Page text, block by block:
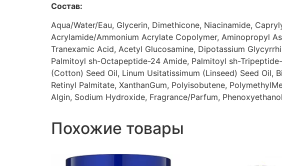
Состав:
Aqua/Water/Eau, Glycerin, Dimethicone, Niacinamide,
Acrylamide/Ammonium Acrylate Copolymer, Aminopropyl
Tranexamic Acid, Acetyl Glucosamine, Dipotassium
Palmitoyl sh-Octapeptide-24 Amide, Palmitoyl sh-
(Cotton) Seed Oil, Linum Usitatissimum (Linseed) Seed
Retinyl Palmitate, XanthanGum, Polyisobutene,
Algin, Sodium Hydroxide, Fragrance/Parfum,
Похожие товары